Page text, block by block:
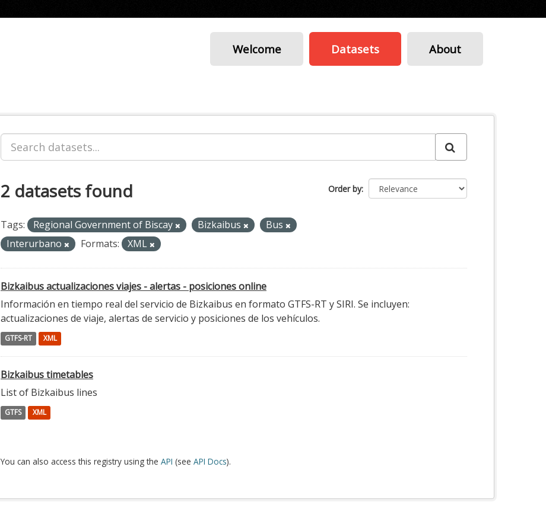
Welcome Datasets About
Order by
2 datasets found
Tags: Regional Government of Biscay Bizkaibus
Bus
Interurbano
Formats: XML
Bizkaibus actualizaciones viajes - alertas - posiciones online
Información en tiempo real del servicio de Bizkaibus en formato GTFS-RT y SIRI. Se incluyen:
actualizaciones de viaje, alertas de servicio y posiciones de los vehículos.
GTFS-RT XML
Bizkaibus timetables
List of Bizkaibus lines
GTFS XML
You can also access this registry using the API (see API Docs).